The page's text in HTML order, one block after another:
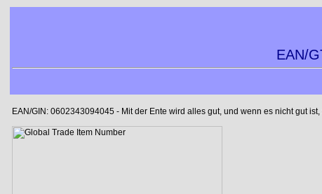
EAN/
EAN/GIN: 0602343094045 - Mit der Ente wird alles gut, und wenn es nicht gut